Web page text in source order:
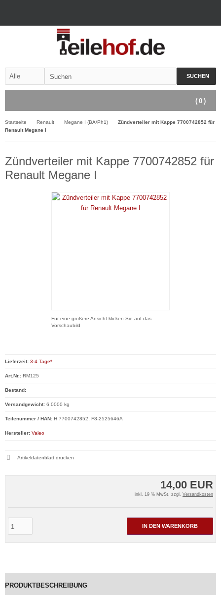
SUCHEN
( 0 )
Startseite Renault Megane I (BA/Ph1)
Zündverteiler mit Kappe 7700742852 für
Renault Megane I
Zündverteiler mit Kappe 7700742852 für
Renault Megane I
Für eine größere Ansicht klicken Sie auf das
Vorschaubild
14,00 EUR
inkl. 19 % MwSt. zzgl. Versandkosten
IN DEN WARENKORB
Lieferzeit: 3-4 Tage*
Art.Nr.: RM125
Bestand:
Versandgewicht: 6.0000 kg
Teilenummer / HAN: H 7700742852, F8-2525646A
Hersteller: Valeo
Artikeldatenblatt drucken
PRODUKTBESCHREIBUNG